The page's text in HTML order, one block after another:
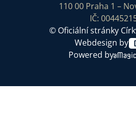
110 00 Praha 1 –
IČ:
© Oficiální stránky
Webdesign by
Powered by